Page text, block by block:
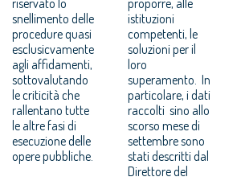
snellimento delle
procedure quasi
esclusicvamente
agli affidamenti,
sottovalutando
le criticità che
rallentano tutte
le altre fasi di
esecuzione delle
opere pubbliche.
istituzioni
competenti, le
soluzioni per il
loro
superamento. In
particolare, i dati
raccolti sino allo
scorso mesedi
settembresono
stati descritti dal
Direttore del